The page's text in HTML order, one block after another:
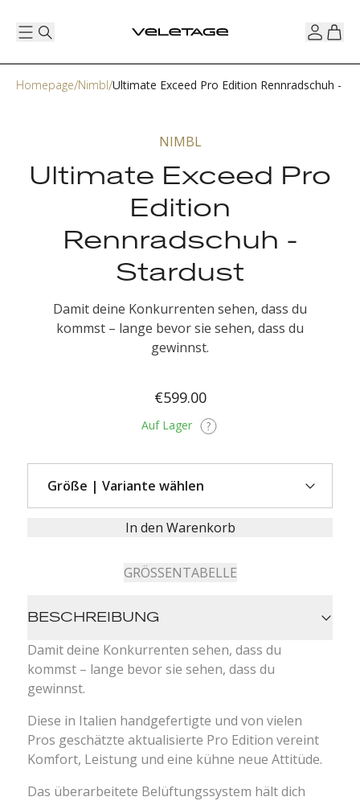
Homepage Nimbl Ultimate Exceed Pro Edition Rennradschuh -
NIMBL
Ultimate Exceed Pro
Edition
Rennradschuh -
Stardust
Damit deine Konkurrenten sehen, dass du
kommst – lange bevor sie sehen, dass du
gewinnst.
€599.00
Auf Lager
In den Warenkorb
GRÖSSENTABELLE
BESCHREIBUNG
Damit deine Konkurrenten sehen, dass du
kommst – lange bevor sie sehen, dass du
gewinnst.
Diese in Italien handgefertigte und von vielen
Pros geschätzte aktualisierte Pro Edition vereint
Komfort, Leistung und eine kühne neue Attitüde.
Das überarbeitete Belüftungssystem hält dich